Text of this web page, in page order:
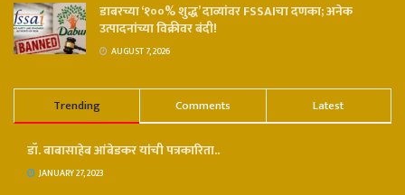
डाबरच्या ‘१००% शुद्ध’ दाव्यांवर FSSAIचा दणका; अनेक
उत्पादनांच्या विक्रीवर बंदी!
AUGUST 7, 2026
Trending Comments Latest
डॉ. बाबासाहेब आंबेडकर यांची पत्रकारिता..
JANUARY 27, 2023